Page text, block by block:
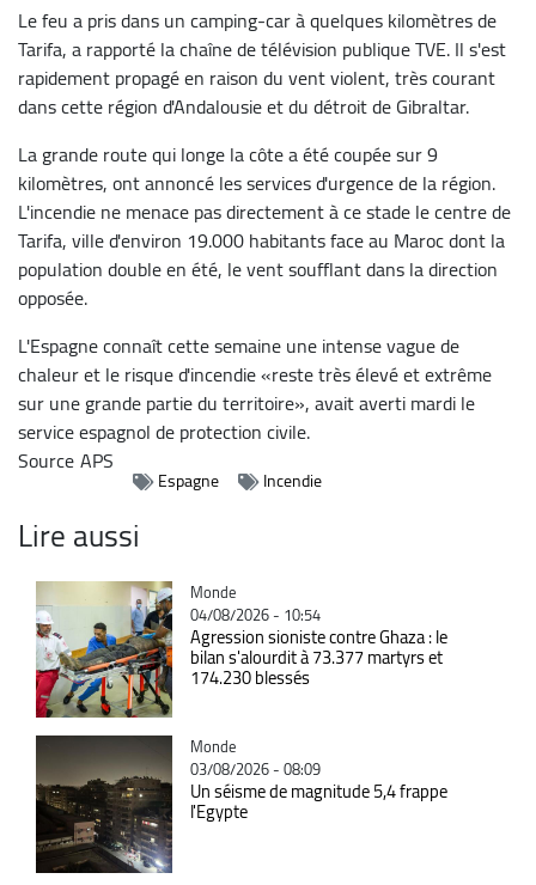
Le feu a pris dans un camping-car à quelques kilomètres de
Tarifa, a rapporté la chaîne de télévision publique TVE. Il s'est
rapidement propagé en raison du vent violent, très courant
dans cette région d'Andalousie et du détroit de Gibraltar.
La grande route qui longe la côte a été coupée sur 9
kilomètres, ont annoncé les services d'urgence de la région.
L'incendie ne menace pas directement à ce stade le centre de
Tarifa, ville d'environ 19.000 habitants face au Maroc dont la
population double en été, le vent soufflant dans la direction
opposée.
L'Espagne connaît cette semaine une intense vague de
chaleur et le risque d'incendie «reste très élevé et extrême
sur une grande partie du territoire», avait averti mardi le
service espagnol de protection civile.
SourceAPS
Espagne Incendie
Lire aussi
Catégorie
Monde
04/08/2026 - 10:54
Agression sioniste contre Ghaza : le
bilan s'alourdit à 73.377 martyrs et
174.230 blessés
Catégorie
Monde
03/08/2026 - 08:09
Un séisme de magnitude 5,4 frappe
l'Egypte